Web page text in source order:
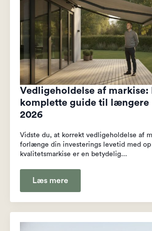
Vedligeholdelse af markise:
komplette guide til længere
2026
Vidste du, at korrekt vedligeholdelse af
forlænge din investerings levetid med op
kvalitetsmarkise er en betydelig...
Læs mere